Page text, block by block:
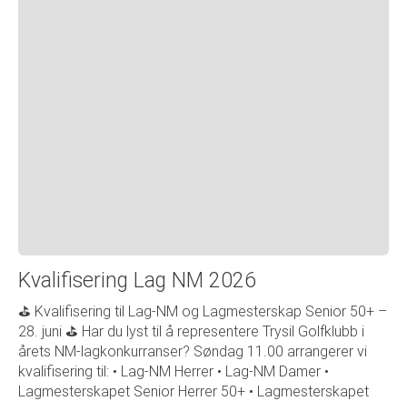
Kvalifisering Lag NM 2026
⛳ Kvalifisering til Lag-NM og Lagmesterskap Senior 50+ –
28. juni ⛳ Har du lyst til å representere Trysil Golfklubb i
årets NM-lagkonkurranser? Søndag 11.00 arrangerer vi
kvalifisering til: • Lag-NM Herrer • Lag-NM Damer •
Lagmesterskapet Senior Herrer 50+ • Lagmesterskapet